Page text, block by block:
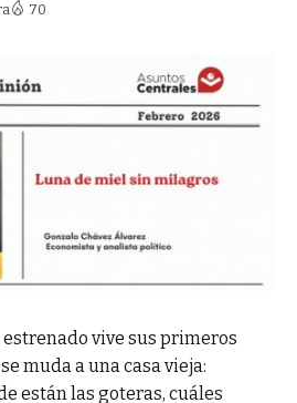
70
vive sus primeros
muda a una casa vieja:
están las goteras, cuáles